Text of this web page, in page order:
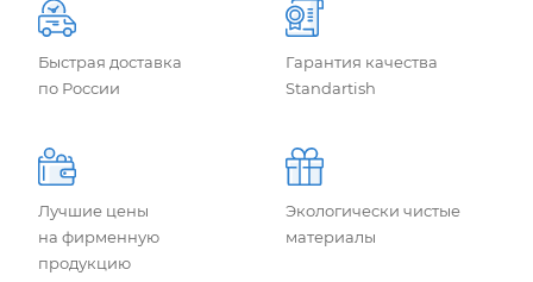
Быстрая доставка
по России
Гарантия качества
Standartish
Лучшие цены
на фирменную
продукцию
Экологически чистые
материалы